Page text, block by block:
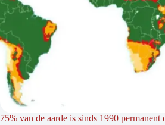
75% van de aarde is sinds 1990 permanent